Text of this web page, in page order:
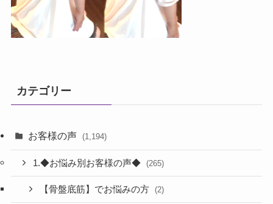
カテゴリー
お客様の声 (1,194)
1.◆お悩み別お客様の声◆ (265)
【骨盤底筋】でお悩みの方 (2)